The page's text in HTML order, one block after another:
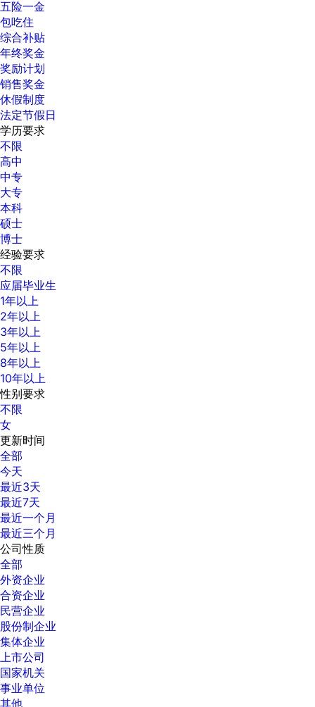
五险一金
包吃住
综合补贴
年终奖金
奖励计划
销售奖金
休假制度
法定节假日
学历要求
不限
高中
中专
大专
本科
硕士
博士
经验要求
不限
应届毕业生
1年以上
2年以上
3年以上
5年以上
8年以上
10年以上
性别要求
不限
女
更新时间
全部
今天
最近3天
最近7天
最近一个月
最近三个月
公司性质
全部
外资企业
合资企业
民营企业
股份制企业
集体企业
上市公司
国家机关
事业单位
其他